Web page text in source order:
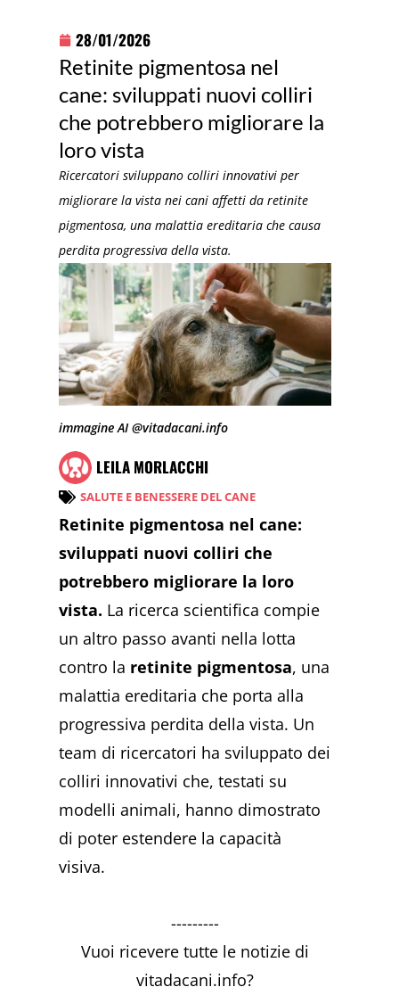
28/01/2026
Retinite pigmentosa nel
cane: sviluppati nuovi colliri
che potrebbero migliorare la
loro vista
Ricercatori sviluppano colliri innovativi per
migliorare la vista nei cani affetti da retinite
pigmentosa, una malattia ereditaria che causa
perdita progressiva della vista.
immagine AI @vitadacani.info
LEILA MORLACCHI
SALUTE E BENESSERE DEL CANE
Retinite pigmentosa nel cane:
sviluppati nuovi colliri che
potrebbero migliorare la loro
vista. La ricerca scientifica compie
un altro passo avanti nella lotta
contro la retinite pigmentosa, una
malattia ereditaria che porta alla
progressiva perdita della vista. Un
team di ricercatori ha sviluppato dei
colliri innovativi che, testati su
modelli animali, hanno dimostrato
di poter estendere la capacità
visiva.
---------
Vuoi ricevere tutte le notizie di
vitadacani.info?